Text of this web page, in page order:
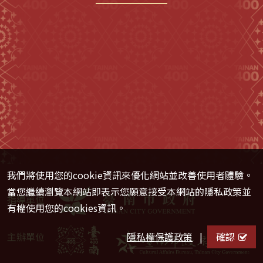
指導單位
主辦單位
我們將使用您的cookie資訊來優化網站並改善使用者體驗。
當您繼續瀏覽本網站即表示您願意接受本網站的隱私政策並
有權使用您的cookies資訊。
隱私權保護政策| 確認